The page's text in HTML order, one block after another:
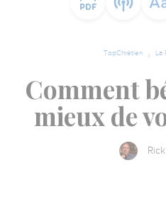
TopChrétien La
Comment
mieux de